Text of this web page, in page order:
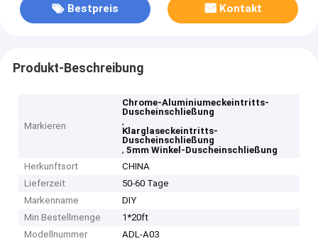
Bestpreis Kontakt
Produkt-Beschreibung
Markieren
Chrome-Aluminiumeckeintritts-
Duscheinschließung
,
Klarglaseckeintritts-
Duscheinschließung
,5mm Winkel-Duscheinschließung
Herkunftsort
CHINA
Lieferzeit
50-60 Tage
Markenname
DIY
Min Bestellmenge
1*20ft
Modellnummer
ADL-A03